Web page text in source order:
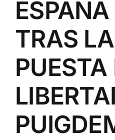
ESPAÑA
TRAS LA
PUESTA